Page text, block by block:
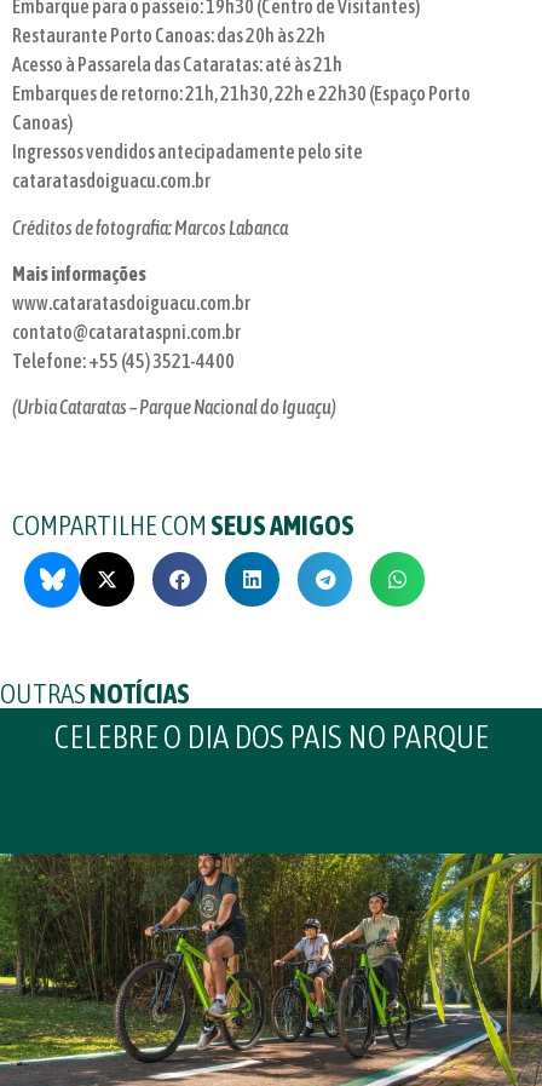
Embarque para o passeio: 19h30 (Centro de Visitantes)
Restaurante Porto Canoas: das 20h às 22h
Acesso à Passarela das Cataratas: até às 21h
Embarques de retorno: 21h, 21h30, 22h e 22h30 (Espaço Porto
Canoas)
Ingressos vendidos antecipadamente pelo site
cataratasdoiguacu.com.br
Créditos de fotografia: Marcos Labanca
Mais informações
www.cataratasdoiguacu.com.br
contato@catarataspni.com.br
Telefone: +55 (45) 3521-4400
(Urbia Cataratas – Parque Nacional do Iguaçu)
COMPARTILHE COM SEUS AMIGOS
OUTRASNOTÍCIAS
CELEBRE O DIA DOS PAIS NO PARQUE